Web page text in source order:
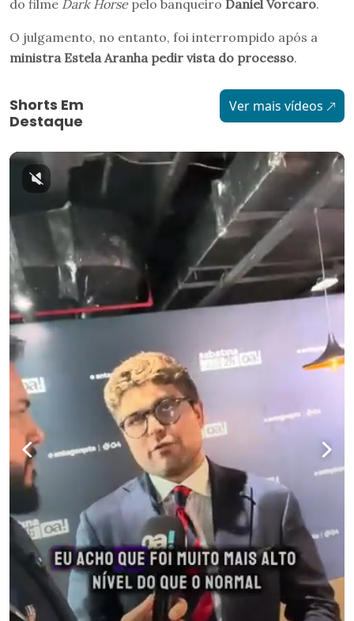
do filme Dark Horsepelo banqueiro Daniel Vorcaro.
O julgamento, no entanto, foi interrompido após a
ministra Estela Aranha pedir vista do processo.
Shorts Em
Destaque
Ver mais vídeos